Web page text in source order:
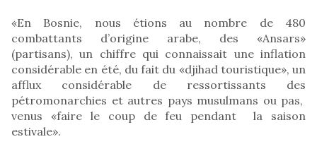
«En Bosnie, nous étions au nombre de 480
combattants d’origine arabe, des «Ansars»
(partisans), un chiffre qui connaissait une inflation
considérable en été, du fait du «djihad touristique», un
afflux considérable de ressortissants des
pétromonarchies et autres pays musulmans ou pas,
venus «faire le coup de feu pendant la saison
estivale».